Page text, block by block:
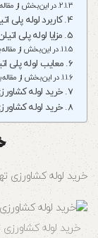
در این بخش از
کاربرد لوله پلی
مزایا لوله پلی
در این بخش از مقاله
معایب لوله پلی
در این بخش از
خرید لوله
خرید لوله
خرید لوله کشاورزی
خرید لوله کشاورزی